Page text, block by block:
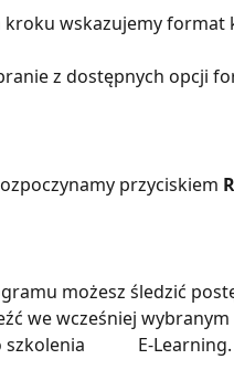
z dostępnych opcji
przyciskiem
możesz śledzić
we wcześniej
E-Learning.